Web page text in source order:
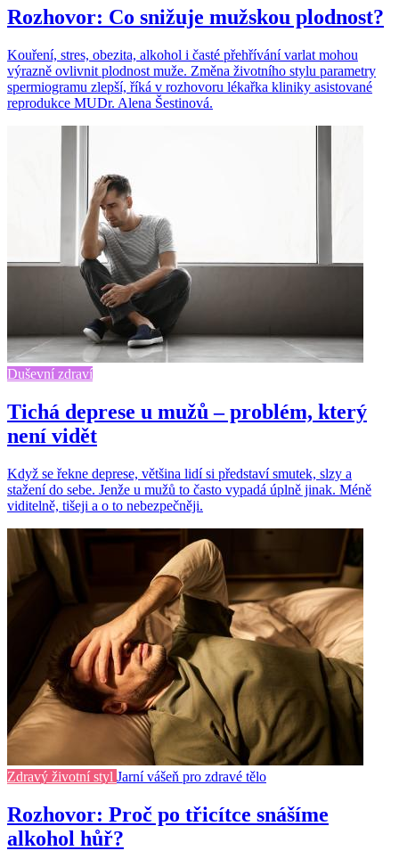
Rozhovor: Co snižuje mužskou plodnost?
Kouření, stres, obezita, alkohol i časté přehřívání varlat mohou
výrazně ovlivnit plodnost muže. Změna životního stylu parametry
spermiogramu zlepší, říká v rozhovoru lékařka kliniky asistované
reprodukce MUDr. Alena Šestinová.
Duševní zdraví
Tichá deprese u mužů – problém, který
není vidět
Když se řekne deprese, většina lidí si představí smutek, slzy a
stažení do sebe. Jenže u mužů to často vypadá úplně jinak. Méně
viditelně, tišeji a o to nebezpečněji.
Zdravý životní styl Jarní vášeň pro zdravé tělo
Rozhovor: Proč po třicítce snášíme
alkohol hůř?